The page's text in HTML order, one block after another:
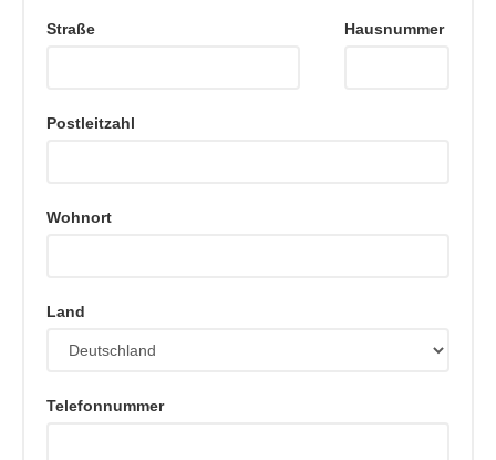
Straße Hausnummer
Postleitzahl
Wohnort
Land
Telefonnummer